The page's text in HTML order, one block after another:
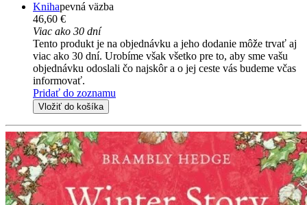
Knihapevná väzba
46,60 €
Viac ako 30 dní
Tento produkt je na objednávku a jeho dodanie môže trvať aj
viac ako 30 dní. Urobíme však všetko pre to, aby sme vašu
objednávku odoslali čo najskôr a o jej ceste vás budeme včas
informovať.
Pridať do zoznamu
Vložiť do košíka